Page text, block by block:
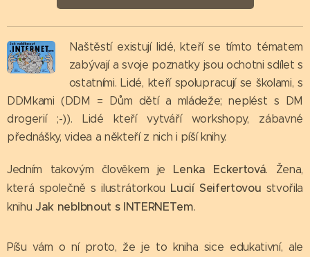
Naštěstí existují lidé, kteří se tímto tématem
zabývají a svoje poznatky jsou ochotni sdílet s
ostatními. Lidé, kteří spolupracují se školami, s
DDMkami (DDM = Dům dětí a mládeže; neplést s DM
drogerií ;-)). Lidé kteří vytváří workshopy, zábavné
přednášky, videa a někteří z nich i píší knihy.
Jedním takovým člověkem je Lenka Eckertová. Žena,
která společně s ilustrátorkou Lucií Seifertovou stvořila
knihuJak neblbnout s INTERNETem.
Píšu vám o ní proto, že je to kniha sice edukativní, ale